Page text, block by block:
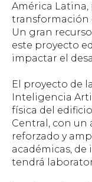
América Latina,
transformación
Un gran
este proyecto
impactar el
El proyecto de
Inteligencia
física del
Central, con un
reforzado y
académicas,
tendrá